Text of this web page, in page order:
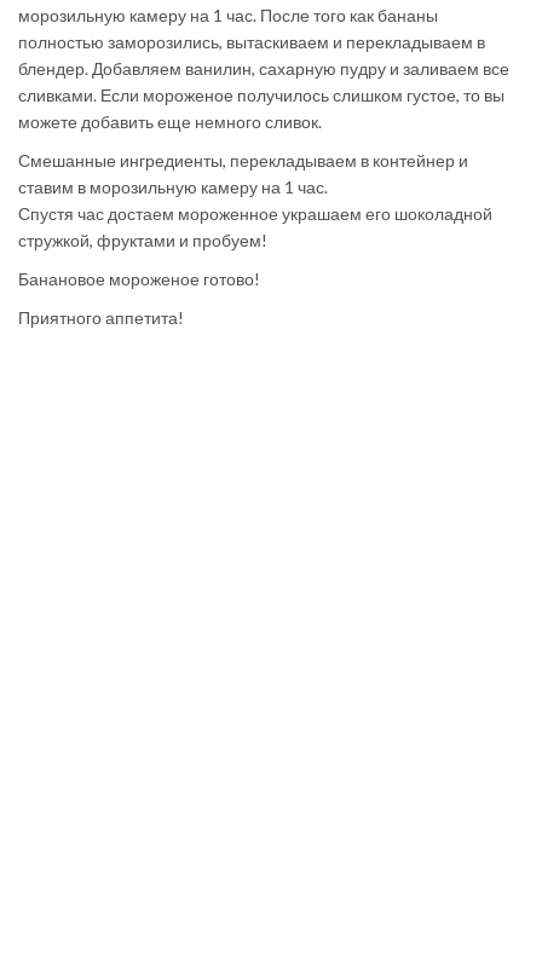
морозильную камеру на 1 час. После того как бананы
полностью заморозились, вытаскиваем и перекладываем в
блендер. Добавляем ванилин, сахарную пудру и заливаем все
сливками. Если мороженое получилось слишком густое, то вы
можете добавить еще немного сливок.
Смешанные ингредиенты, перекладываем в контейнер и
ставим в морозильную камеру на 1 час.
Спустя час достаем мороженное украшаем его шоколадной
стружкой, фруктами и пробуем!
Банановое мороженое готово!
Приятного аппетита!